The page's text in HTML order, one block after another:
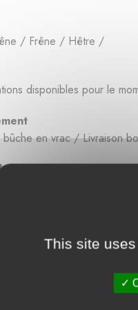
/ Frêne / Hêtre /
disponibles pour le
bûche en vrac / Livraison
disponibles pour le
disponibles pour le
This site